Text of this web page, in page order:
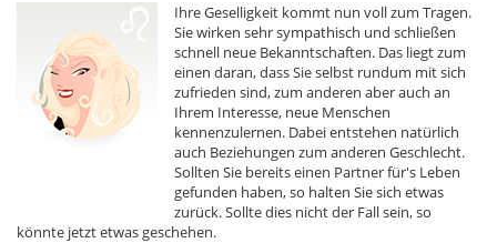
Ihre Geselligkeit kommt nun voll zum Tragen.
Sie wirken sehr sympathisch und schließen
schnell neue Bekanntschaften. Das liegt zum
einen daran, dass Sie selbst rundum mit sich
zufrieden sind, zum anderen aber auch an
Ihrem Interesse, neue Menschen
kennenzulernen. Dabei entstehen natürlich
auch Beziehungen zum anderen Geschlecht.
Sollten Sie bereits einen Partner für's Leben
gefunden haben, so halten Sie sich etwas
zurück. Sollte dies nicht der Fall sein, so
könnte jetzt etwas geschehen.